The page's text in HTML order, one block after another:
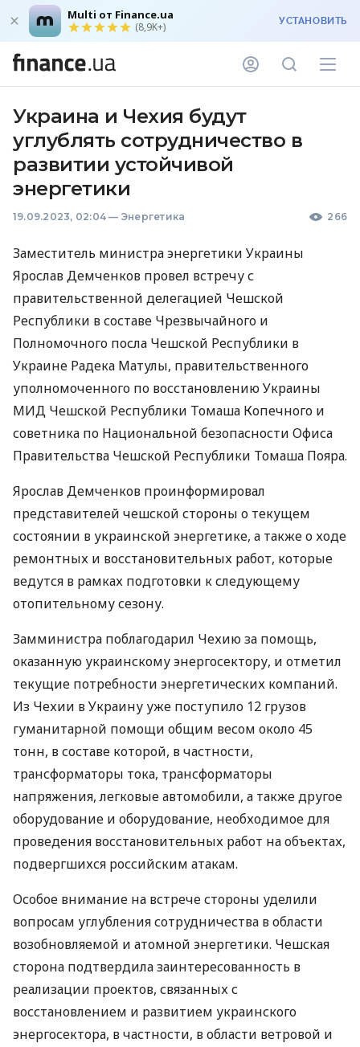
Multi от Finance.ua
(8,9K+) УСТАНОВИТЬ
Украина и Чехия будут
углублять сотрудничество в
развитии устойчивой
энергетики
19.09.2023, 02:04 — Энергетика 266
Заместитель министра энергетики Украины
Ярослав Демченков провел встречу с
правительственной делегацией Чешской
Республики в составе Чрезвычайного и
Полномочного посла Чешской Республики в
Украине Радека Матулы, правительственного
уполномоченного по восстановлению Украины
МИД Чешской Республики Томаша Копечного и
советника по Национальной безопасности Офиса
Правительства Чешской Республики Томаша Пояра.
Ярослав Демченков проинформировал
представителей чешской стороны о текущем
состоянии в украинской энергетике, а также о ходе
ремонтных и восстановительных работ, которые
ведутся в рамках подготовки к следующему
отопительному сезону.
Замминистра поблагодарил Чехию за помощь,
оказанную украинскому энергосектору, и отметил
текущие потребности энергетических компаний.
Из Чехии в Украину уже поступило 12 грузов
гуманитарной помощи общим весом около 45
тонн, в составе которой, в частности,
трансформаторы тока, трансформаторы
напряжения, легковые автомобили, а также другое
оборудование и оборудование, необходимое для
проведения восстановительных работ на объектах,
подвергшихся российским атакам.
Особое внимание на встрече стороны уделили
вопросам углубления сотрудничества в области
возобновляемой и атомной энергетики. Чешская
сторона подтвердила заинтересованность в
реализации проектов, связанных с
восстановлением и развитием украинского
энергосектора, в частности, в области ветровой и